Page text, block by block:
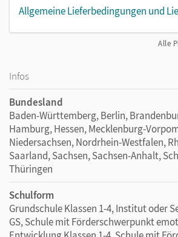
Allgemeine Lieferbedingungen und
Alle
Infos
Bundesland
Baden-Württemberg, Berlin,
Hamburg, Hessen, Mecklenburg-
Niedersachsen, Nordrhein-Westfalen,
Saarland, Sachsen, Sachsen-Anhalt,
Thüringen
Schulform
Grundschule Klassen 1-4, Institut oder
GS, Schule mit Förderschwerpunkt